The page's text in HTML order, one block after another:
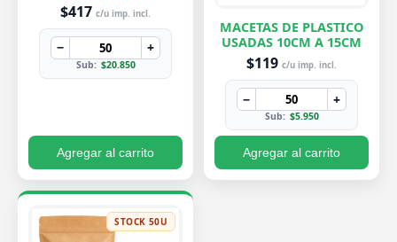
$417 c/u imp. incl.
− +
Sub: $20.850
Agregar al carrito
MACETAS DE PLASTICO
USADAS 10CM A 15CM
$119 c/u imp. incl.
− +
Sub: $5.950
Agregar al carrito
STOCK 50U